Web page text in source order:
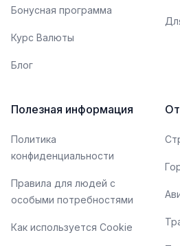
Бонусная программа
Курс Валюты
Блог
Полезная информация
Политика
конфиденциальности
Правила для людей с
особыми потребностями
Как используется Cookie